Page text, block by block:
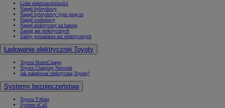
Lider elektromobilności
Napęd hybrydowy
Napęd hybrydowy typu plug-in
Napęd wodorowy
Napęd elektryczny na baterię
Zasięg aut elektrycznych
Zalety posiadania aut elektrycznych
Ładowanie elektrycznej Toyoty
Toyota HomeCharge
Toyota Charging Network
Jak naładować elektryczną Toyotę?
Systemy bezpieczeństwa
Toyota T-Mate
System eCall